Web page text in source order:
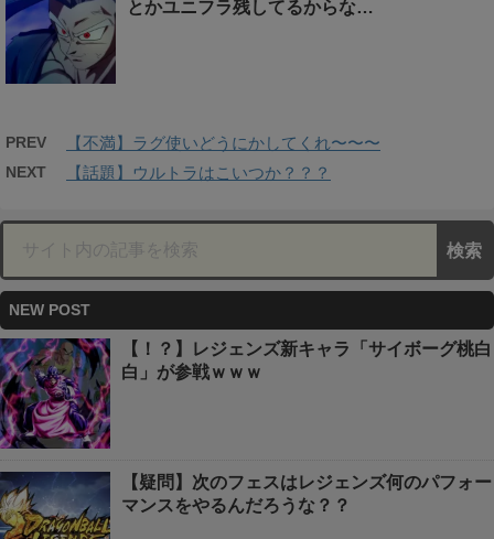
とかユニフラ残してるからな…
PREV 【不満】ラグ使いどうにかしてくれ〜〜〜
NEXT 【話題】ウルトラはこいつか？？？
NEW POST
【！？】レジェンズ新キャラ「サイボーグ桃白
白」が参戦ｗｗｗ
【疑問】次のフェスはレジェンズ何のパフォー
マンスをやるんだろうな？？